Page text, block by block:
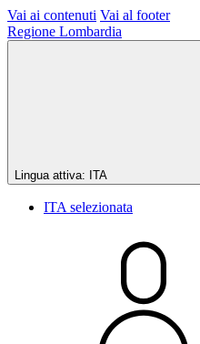
Vai ai contenuti Vai al footer
Regione Lombardia
Lingua attiva: ITA
ITA selezionata